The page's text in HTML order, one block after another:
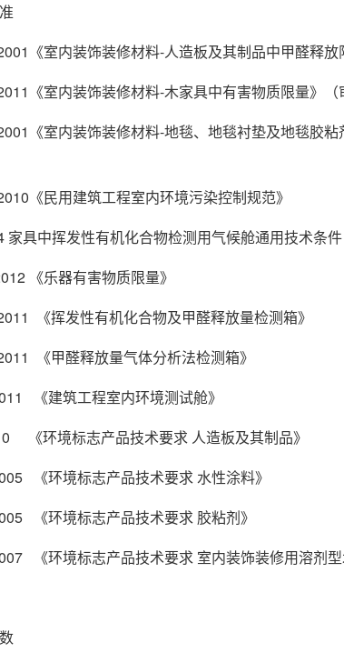
《室内装饰装修材料-人造板及其制品中甲醛释放
《室内装饰装修材料-木家具中有害物质限量》（
《室内装饰装修材料-地毯、地毯衬垫及地毯胶
《民用建筑工程室内环境污染控制规范》
家具中挥发性有机化合物检测用气候舱通用技术条件
《乐器有害物质限量》
《挥发性有机化合物及甲醛释放量检测箱》
《甲醛释放量气体分析法检测箱》
《建筑工程室内环境测试舱》
《环境标志产品技术要求 人造板及其制品》
《环境标志产品技术要求 水性涂料》
《环境标志产品技术要求 胶粘剂》
《环境标志产品技术要求 室内装饰装修用溶剂型